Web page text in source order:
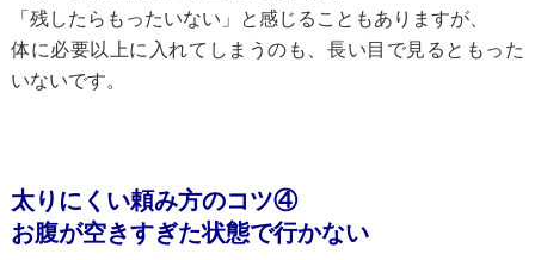
「残したらもったいない」と感じることもありますが、
体に必要以上に入れてしまうのも、長い目で見るともった
いないです。
太りにくい頼み方のコツ④
お腹が空きすぎた状態で行かない